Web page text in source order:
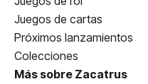
Juegos de cartas
Próximos lanzamientos
Colecciones
Más sobre Zacatrus